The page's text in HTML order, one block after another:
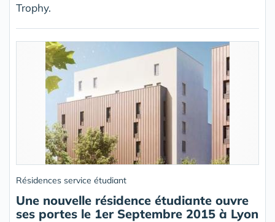
Trophy.
Résidences service étudiant
Une nouvelle résidence étudiante ouvre
ses portes le 1er Septembre 2015 à Lyon